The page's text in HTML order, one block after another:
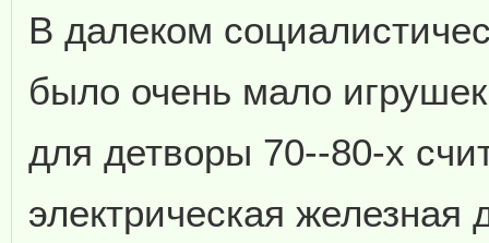
В далеком
было очень мало
для детворы 70--80-х
электрическая железная